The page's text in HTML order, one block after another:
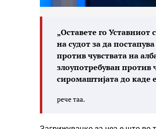
„Оставете го
на судот за да
против чувствата на
злоупотребуван
сиромаштијата до каде
рече таа.